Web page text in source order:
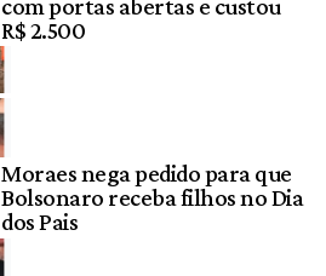
com portas abertas e custou
R$ 2.500
Moraes nega pedido para que
Bolsonaro receba filhos no Dia
dos Pais